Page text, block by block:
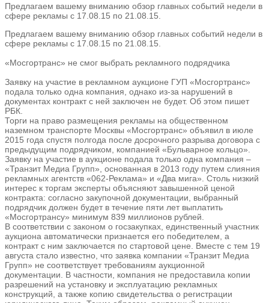
Предлагаем вашему вниманию обзор главных событий недели в
сфере рекламы с 17.08.15 по 21.08.15.
Предлагаем вашему вниманию обзор главных событий недели в
сфере рекламы с 17.08.15 по 21.08.15.
«Мосгортранс» не смог выбрать рекламного подрядчика
Заявку на участие в рекламном аукционе ГУП «Мосгортранс»
подала только одна компания, однако из-за нарушений в
документах контракт с ней заключен не будет. Об этом пишет
РБК.
Торги на право размещения рекламы на общественном
наземном транспорте Москвы «Мосгортранс» объявил в июле
2015 года спустя полгода после досрочного разрыва договора с
предыдущим подрядчиком, компанией «Бульварное кольцо».
Заявку на участие в аукционе подала только одна компания –
«Транзит Медиа Групп», основанная в 2013 году путем слияния
рекламных агентств «062-Реклама» и «Два мига». Столь низкий
интерес к торгам эксперты объясняют завышенной ценой
контракта: согласно закупочной документации, выбранный
подрядчик должен будет в течение пяти лет выплатить
«Мосгортрансу» минимум 839 миллионов рублей.
В соответствии с законом о госзакупках, единственный участник
аукциона автоматически признается его победителем, а
контракт с ним заключается по стартовой цене. Вместе с тем 19
августа стало известно, что заявка компании «Транзит Медиа
Групп» не соответствует требованиям аукционной
документации. В частности, компания не предоставила копии
разрешений на установку и эксплуатацию рекламных
конструкций, а также копию свидетельства о регистрации